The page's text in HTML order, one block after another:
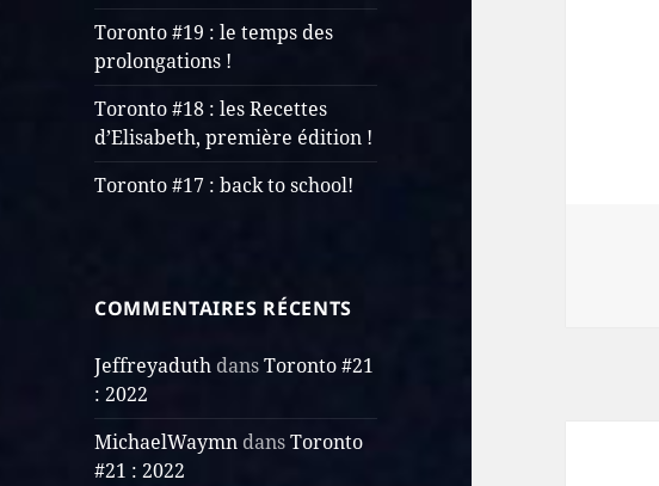
Toronto #19 : le temps des
prolongations !
Toronto #18 : les Recettes
d’Elisabeth, première édition !
Toronto #17 : back to school!
COMMENTAIRES RÉCENTS
Jeffreyaduth dansToronto #21
: 2022
MichaelWaymn dansToronto
#21 : 2022